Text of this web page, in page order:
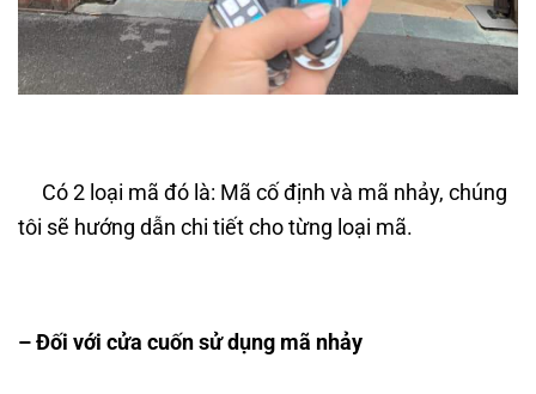
Có 2 loại mã đó là: Mã cố định và mã nhảy, chúng
tôi sẽ hướng dẫn chi tiết cho từng loại mã.
– Đối với cửa cuốn sử dụng mã nhảy